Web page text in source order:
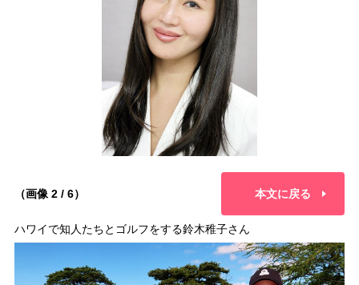
（画像 2 / 6） 本文に戻る
ハワイで知人たちとゴルフをする鈴木稚子さん